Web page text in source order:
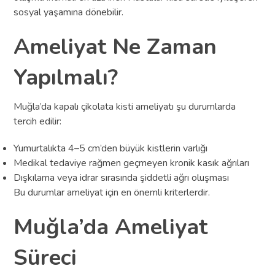
sosyal yaşamına dönebilir.
Ameliyat Ne Zaman
Yapılmalı?
Muğla’da kapalı çikolata kisti ameliyatı şu durumlarda
tercih edilir:
Yumurtalıkta 4–5 cm’den büyük kistlerin varlığı
Medikal tedaviye rağmen geçmeyen kronik kasık ağrıları
Dışkılama veya idrar sırasında şiddetli ağrı oluşması
Bu durumlar ameliyat için en önemli kriterlerdir.
Muğla’da Ameliyat
Süreci